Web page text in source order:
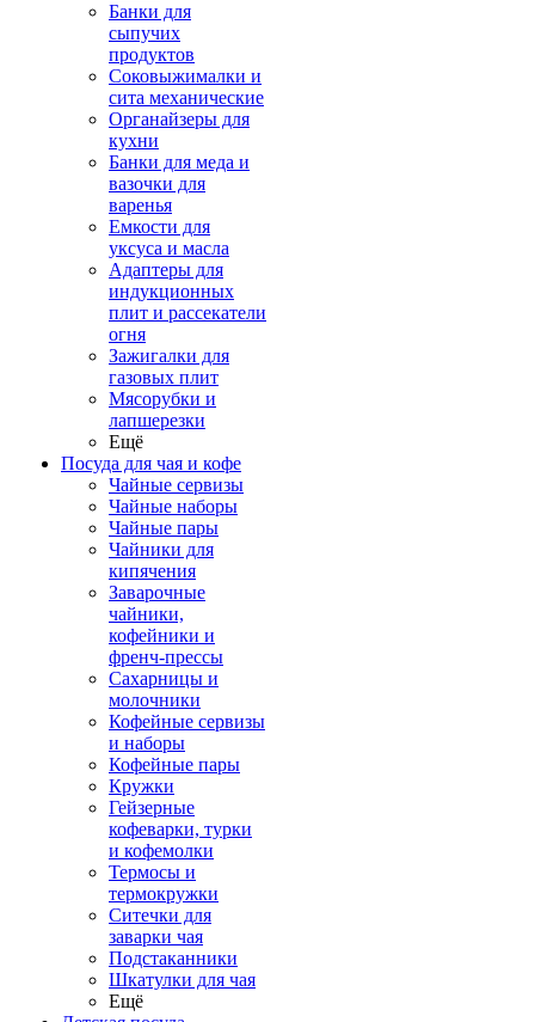
Банки для
сыпучих
продуктов
Соковыжималки и
сита механические
Органайзеры для
кухни
Банки для меда и
вазочки для
варенья
Емкости для
уксуса и масла
Адаптеры для
индукционных
плит и рассекатели
огня
Зажигалки для
газовых плит
Мясорубки и
лапшерезки
Ещё
Посуда для чая и кофе
Чайные сервизы
Чайные наборы
Чайные пары
Чайники для
кипячения
Заварочные
чайники,
кофейники и
френч-прессы
Сахарницы и
молочники
Кофейные сервизы
и наборы
Кофейные пары
Кружки
Гейзерные
кофеварки, турки
и кофемолки
Термосы и
термокружки
Ситечки для
заварки чая
Подстаканники
Шкатулки для чая
Ещё